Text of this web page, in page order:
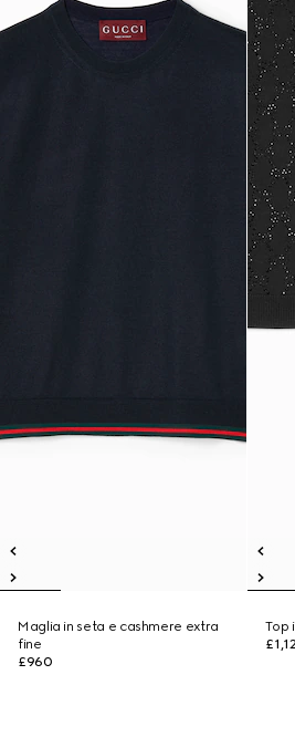
Maglia in seta e cashmere extra
fine
£960
Top